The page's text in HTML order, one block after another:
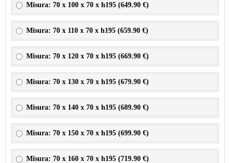
Misura: 70 x 100 x 70 x h195 (649.90 €)
Misura: 70 x 110 x 70 x h195 (659.90 €)
Misura: 70 x 120 x 70 x h195 (669.90 €)
Misura: 70 x 130 x 70 x h195 (679.90 €)
Misura: 70 x 140 x 70 x h195 (689.90 €)
Misura: 70 x 150 x 70 x h195 (699.90 €)
Misura: 70 x 160 x 70 x h195 (719.90 €)